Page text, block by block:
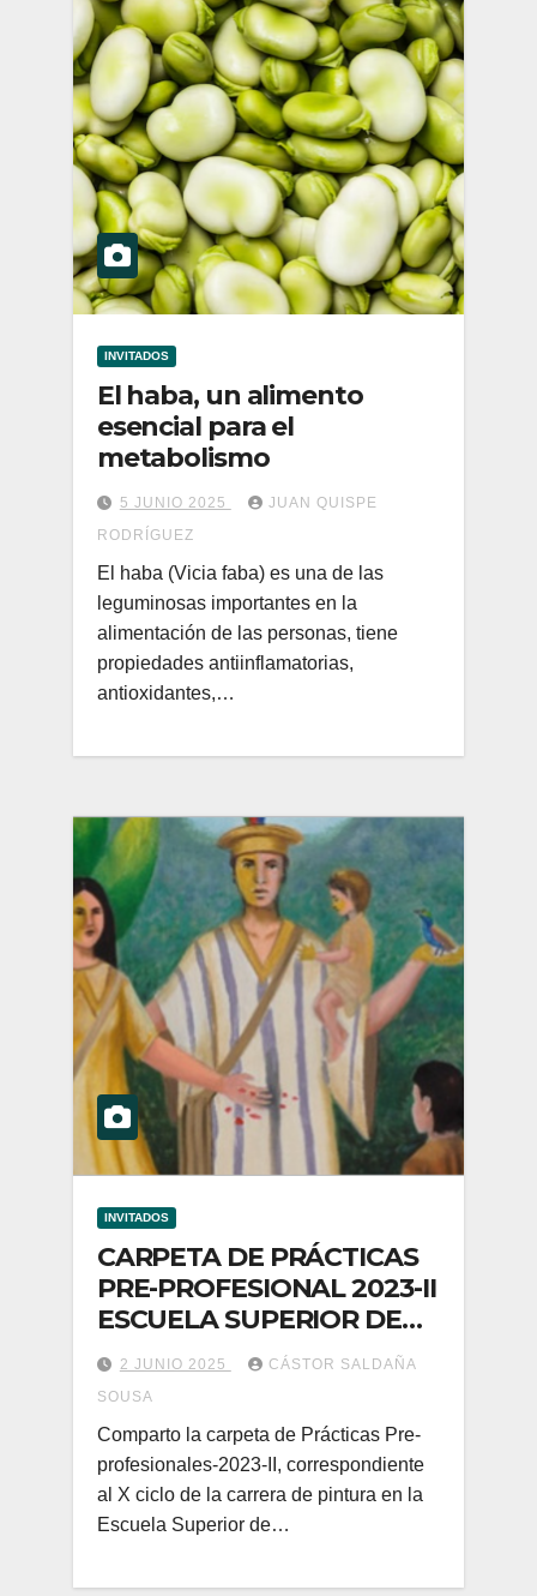
INVITADOS
El haba, un alimento
esencial para el
metabolismo
5 JUNIO 2025
JUAN QUISPE
RODRÍGUEZ
El haba (Vicia faba) es una de las
leguminosas importantes en la
alimentación de las personas, tiene
propiedades antiinflamatorias,
antioxidantes,…
INVITADOS
CARPETA DE PRÁCTICAS
PRE-PROFESIONAL 2023-II
ESCUELA SUPERIOR DE
FORMACIÓN ARTÍSTICA
PÚBLICA «FELIPE
GUAMÁN POMA DE
AYALA»-AYACUCHO
2 JUNIO 2025
CÁSTOR SALDAÑA
SOUSA
Comparto la carpeta de Prácticas Pre-
profesionales-2023-II, correspondiente
al X ciclo de la carrera de pintura en la
Escuela Superior de…